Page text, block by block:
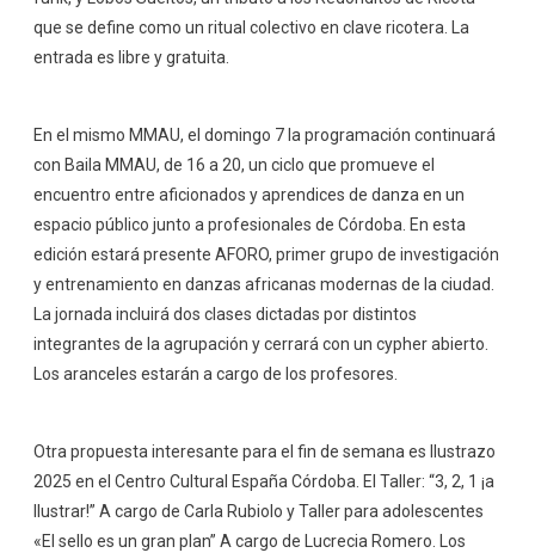
que se define como un ritual colectivo en clave ricotera. La
entrada es libre y gratuita.
En el mismo MMAU, el domingo 7 la programación continuará
con Baila MMAU, de 16 a 20, un ciclo que promueve el
encuentro entre aficionados y aprendices de danza en un
espacio público junto a profesionales de Córdoba. En esta
edición estará presente AFORO, primer grupo de investigación
y entrenamiento en danzas africanas modernas de la ciudad.
La jornada incluirá dos clases dictadas por distintos
integrantes de la agrupación y cerrará con un cypher abierto.
Los aranceles estarán a cargo de los profesores.
Otra propuesta interesante para el fin de semana es Ilustrazo
2025 en el Centro Cultural España Córdoba. El Taller: “3, 2, 1 ¡a
Ilustrar!” A cargo de Carla Rubiolo y Taller para adolescentes
«El sello es un gran plan” A cargo de Lucrecia Romero. Los